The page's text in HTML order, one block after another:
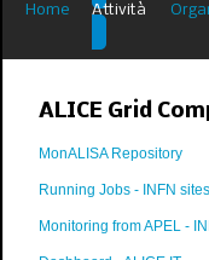
Home Attività
ALICE Grid
MonALISA Repository
Running Jobs - INFN sites
Monitoring from APEL -